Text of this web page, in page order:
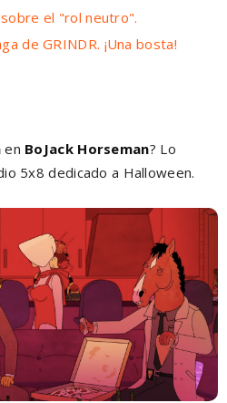
el "rol neutro".
de GRINDR. ¡Una bosta!
en BoJack Horseman? Lo
5x8 dedicado a Halloween.